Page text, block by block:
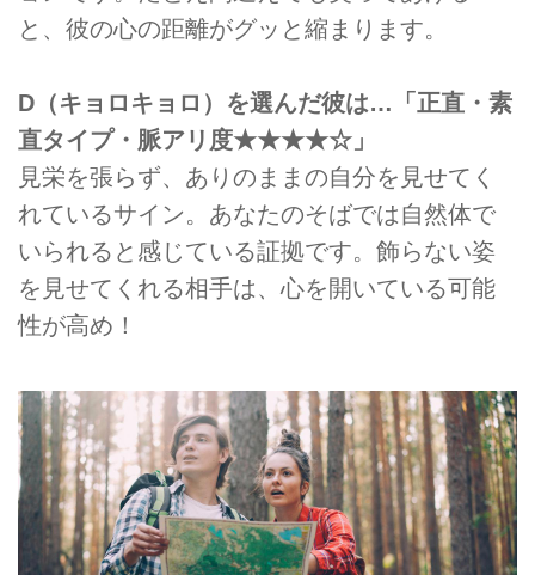
と、彼の心の距離がグッと縮まります。
D（キョロキョロ）を選んだ彼は…「正直・素
直タイプ・脈アリ度★★★★☆」
見栄を張らず、ありのままの自分を見せてく
れているサイン。あなたのそばでは自然体で
いられると感じている証拠です。飾らない姿
を見せてくれる相手は、心を開いている可能
性が高め！